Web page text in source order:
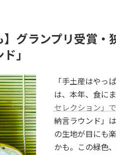
】グランプリ受賞
」
「手土産はやっ
は、本年、食に
セレクション」
納言ラウンド」
の生地が目にも
かも。この緑色